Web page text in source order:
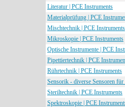
Literatur | PCE Instruments
Materialprüfung | PCE
Mischtechnik | PCE Instruments
Mikroskopie | PCE Instruments
Optische Instrumente | PCE
Pipettiertechnik | PCE
Rührtechnik | PCE Instruments
Sensorik - diverse Sensoren
Steriltechnik | PCE Instruments
Spektroskopie | PCE